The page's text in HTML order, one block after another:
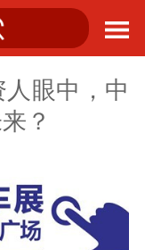
眼中，中
？